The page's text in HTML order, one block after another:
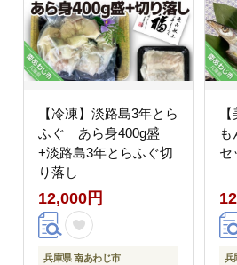
【冷凍】淡路島3年とら
ふぐ あら身400g盛
+淡路島3年とらふぐ切
り落し
12,000円
兵庫県 南あわじ市
セ
兵